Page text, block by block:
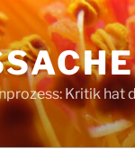
Kritik hat